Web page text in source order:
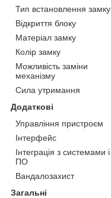
Тип встановлення замку
Відкриття блоку
Матеріал замку
Колір замку
Можливість заміни
механізму
Сила утримання
Додаткові
Управління пристроєм
Інтерфейс
Інтеграція з системами і
ПО
Вандалозахист
Загальні